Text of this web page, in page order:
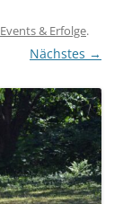
Events & Erfolge.
Nächstes →